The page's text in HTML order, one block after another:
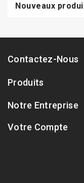
Nouveaux
Contactez-Nous
Produits
Notre Entreprise
Votre Compte